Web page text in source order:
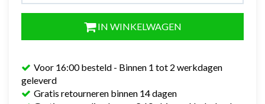
IN WINKELWAGEN
Voor 16:00 besteld - Binnen 1 tot 2 werkdagen
geleverd
Gratis retourneren binnen 14 dagen